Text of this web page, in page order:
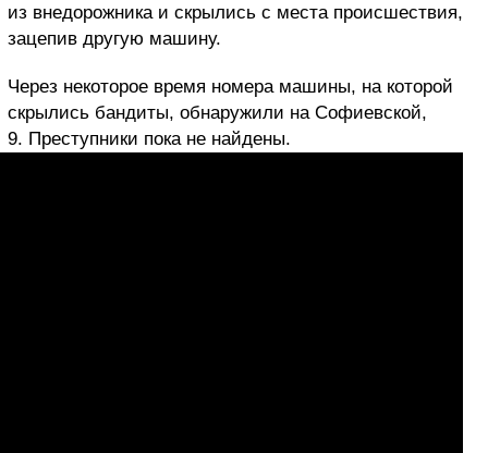
из внедорожника и скрылись с места происшествия,
зацепив другую машину.
Через некоторое время номера машины, на которой
скрылись бандиты, обнаружили на Софиевской,
9. Преступники пока не найдены.